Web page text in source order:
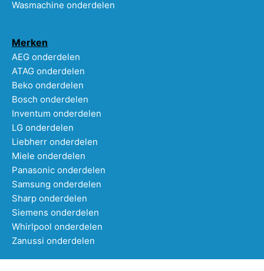
Wasmachine onderdelen
Merken
AEG onderdelen
ATAG onderdelen
Beko onderdelen
Bosch onderdelen
Inventum onderdelen
LG onderdelen
Liebherr onderdelen
Miele onderdelen
Panasonic onderdelen
Samsung onderdelen
Sharp onderdelen
Siemens onderdelen
Whirlpool onderdelen
Zanussi onderdelen